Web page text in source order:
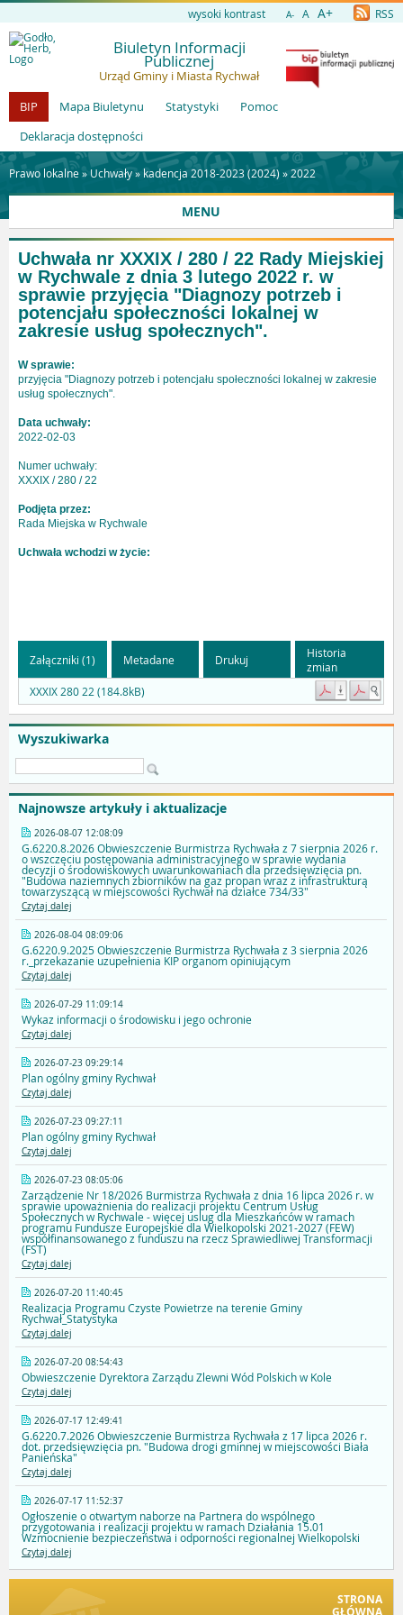
wysoki kontrast A- A A+ RSS
Biuletyn Informacji
Publicznej
Urząd Gminy i Miasta Rychwał
BIP
Mapa Biuletynu Statystyki
Pomoc
Deklaracja dostępności
Prawo lokalne » Uchwały» kadencja 2018-2023 (2024) »2022
MENU
Wyszukiwarka
Najnowsze artykuły i aktualizacje
2026-08-07 12:08:09
G.6220.8.2026 Obwieszczenie Burmistrza Rychwała z 7 sierpnia 2026 r.
o wszczęciu postępowania administracyjnego w sprawie wydania
decyzji o środowiskowych uwarunkowaniach dla przedsięwzięcia pn.
"Budowa naziemnych zbiorników na gaz propan wraz z infrastrukturą
towarzyszącą w miejscowości Rychwał na działce 734/33"
Czytaj dalej
2026-08-04 08:09:06
G.6220.9.2025 Obwieszczenie Burmistrza Rychwała z 3 sierpnia 2026
r._przekazanie uzupełnienia KIP organom opiniującym
Czytaj dalej
2026-07-29 11:09:14
Wykaz informacji o środowisku i jego ochronie
Czytaj dalej
2026-07-23 09:29:14
Plan ogólny gminy Rychwał
Czytaj dalej
2026-07-23 09:27:11
Plan ogólny gminy Rychwał
Czytaj dalej
2026-07-23 08:05:06
Zarządzenie Nr 18/2026 Burmistrza Rychwała z dnia 16 lipca 2026 r. w
sprawie upoważnienia do realizacji projektu Centrum Usług
Społecznych w Rychwale - więcej uslug dla Mieszkańców w ramach
programu Fundusze Europejskie dla Wielkopolski 2021-2027 (FEW)
współfinansowanego z funduszu na rzecz Sprawiedliwej Transformacji
(FST)
Czytaj dalej
2026-07-20 11:40:45
Realizacja Programu Czyste Powietrze na terenie Gminy
Rychwał_Statystyka
Czytaj dalej
2026-07-20 08:54:43
Obwieszczenie Dyrektora Zarządu Zlewni Wód Polskich w Kole
Czytaj dalej
2026-07-17 12:49:41
G.6220.7.2026 Obwieszczenie Burmistrza Rychwała z 17 lipca 2026 r.
dot. przedsięwzięcia pn. "Budowa drogi gminnej w miejscowości Biała
Panieńska"
Czytaj dalej
2026-07-17 11:52:37
Ogłoszenie o otwartym naborze na Partnera do wspólnego
przygotowania i realizacji projektu w ramach Działania 15.01
Wzmocnienie bezpieczeństwa i odporności regionalnej Wielkopolski
Czytaj dalej
STRONA
GŁÓWNA
Uchwała nr XXXIX / 280 / 22 Rady Miejskiej
w Rychwale z dnia 3 lutego 2022 r. w
sprawie przyjęcia "Diagnozy potrzeb i
potencjału społeczności lokalnej w
zakresie usług społecznych".
W sprawie:
przyjęcia "Diagnozy potrzeb i potencjału społeczności lokalnej w zakresie
usług społecznych".
Data uchwały:
2022-02-03
Numer uchwały:
XXXIX / 280 / 22
Podjęta przez:
Rada Miejska w Rychwale
Uchwała wchodzi w życie:
Załączniki (1) Metadane Drukuj
Historia
zmian
XXXIX 280 22 (184.8kB)